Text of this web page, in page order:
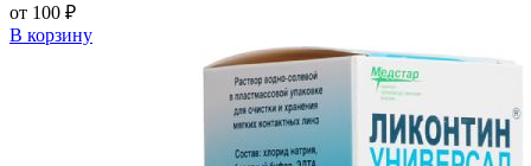
от 100 ₽
В корзину